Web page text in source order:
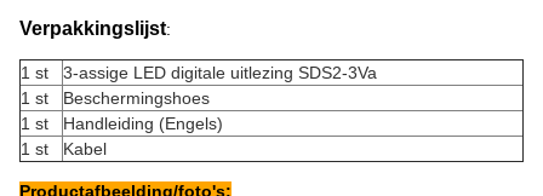
Verpakkingslijst:
1 st
3-assige LED digitale uitlezing SDS2-3Va
1 st
Beschermingshoes
1 st
Handleiding (Engels)
1 st
Kabel
Productafbeelding/foto's: